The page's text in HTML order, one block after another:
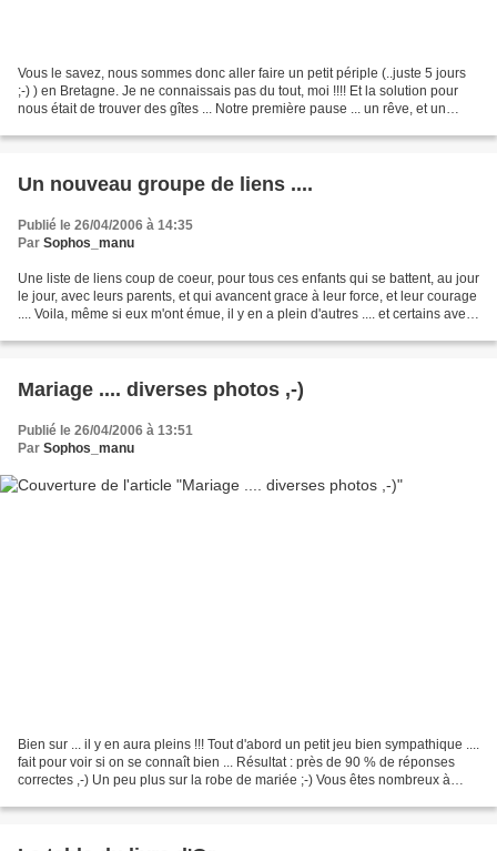
Vous le savez, nous sommes donc aller faire un petit périple (..juste 5 jours
;-) ) en Bretagne. Je ne connaissais pas du tout, moi !!!! Et la solution pour
nous était de trouver des gîtes ... Notre première pause ... un rêve, et un
Un nouveau groupe de liens ....
Publié le 26/04/2006 à 14:35
Par Sophos_manu
Une liste de liens coup de coeur, pour tous ces enfants qui se battent, au jour
le jour, avec leurs parents, et qui avancent grace à leur force, et leur courage
.... Voila, même si eux m'ont émue, il y en a plein d'autres .... et certains avec
Mariage .... diverses photos ,-)
Publié le 26/04/2006 à 13:51
Par Sophos_manu
Bien sur ... il y en aura pleins !!! Tout d'abord un petit jeu bien sympathique ....
fait pour voir si on se connaît bien ... Résultat : près de 90 % de réponses
correctes ,-) Un peu plus sur la robe de mariée ;-) Vous êtes nombreux à